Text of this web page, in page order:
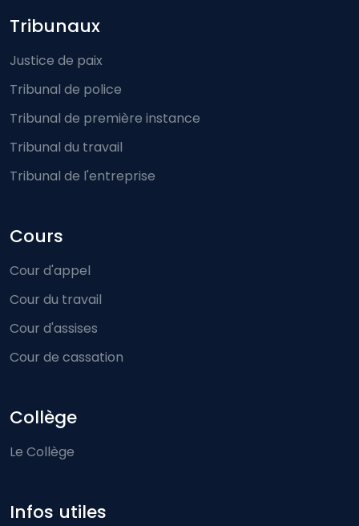
Footer-menu
Tribunaux
Justice de paix
Tribunal de police
Tribunal de première instance
Tribunal du travail
Tribunal de l'entreprise
Cours
Cour d'appel
Cour du travail
Cour d'assises
Cour de cassation
Collège
Le Collège
Infos utiles